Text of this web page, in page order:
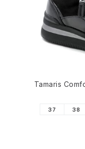
Tamaris
37 38